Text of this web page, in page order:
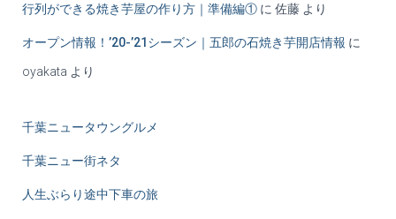
行列ができる焼き芋屋の作り方｜準備編① に 佐藤 より
オープン情報！’20-’21シーズン｜五郎の石焼き芋開店情報 に
oyakata より
千葉ニュータウングルメ
千葉ニュー街ネタ
人生ぶらり途中下車の旅